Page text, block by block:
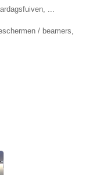
...
/ beamers,